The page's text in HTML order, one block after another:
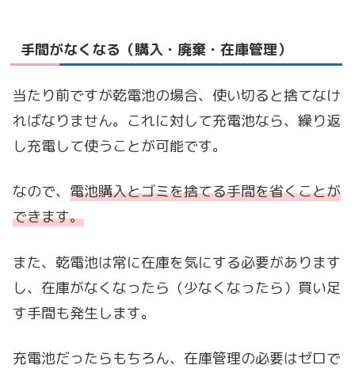
手間がなくなる（購入・廃棄・在庫管理）
当たり前ですが乾電池の場合、使い切ると捨てなけ
ればなりません。これに対して充電池なら、繰り返
し充電して使うことが可能です。
なので、 電池購入とゴミを捨てる手間を省くことが
できます。
また、乾電池は常に在庫を気にする必要があります
し、在庫がなくなったら（少なくなったら）買い足
す手間も発生します。
充電池だったらもちろん、在庫管理の必要はゼロで